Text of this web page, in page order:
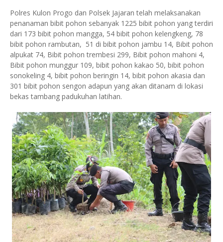
Polres Kulon Progo dan Polsek Jajaran telah melaksanakan
penanaman bibit pohon sebanyak 1225 bibit pohon yang terdiri
dari 173 bibit pohon mangga, 54 bibit pohon kelengkeng, 78
bibit pohon rambutan, 51 di bibit pohon jambu 14, Bibit pohon
alpukat 74, Bibit pohon trembesi 299, Bibit pohon mahoni 4,
Bibit pohon munggur 109, bibit pohon kakao 50, bibit pohon
sonokeling 4, bibit pohon beringin 14, bibit pohon akasia dan
301 bibit pohon sengon adapun yang akan ditanam di lokasi
bekas tambang padukuhan latihan.